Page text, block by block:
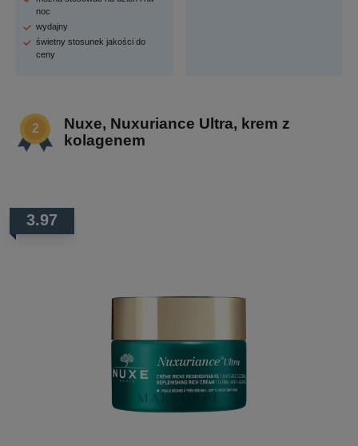
noc
wydajny
świetny stosunek jakości do
ceny
Nuxe, Nuxuriance Ultra, krem z
kolagenem
3.97